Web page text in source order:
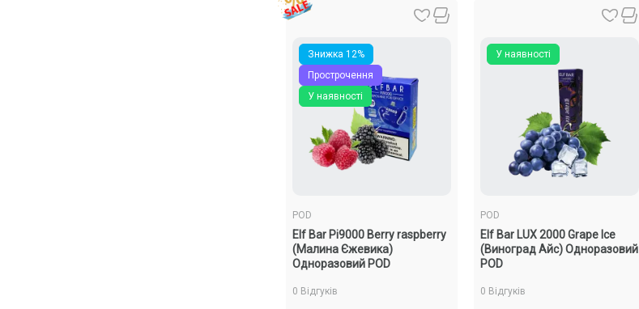
У наявності
Знижка 12%
Прострочення
POD
Elf Bar Pi9000 Berry raspberry
(Малина Єжевика)
Одноразовий POD
0 Відгуків
У наявності
POD
Elf Bar LUX 2000 Grape Ice
(Виноград Айс) Одноразовий
POD
0 Відгуків